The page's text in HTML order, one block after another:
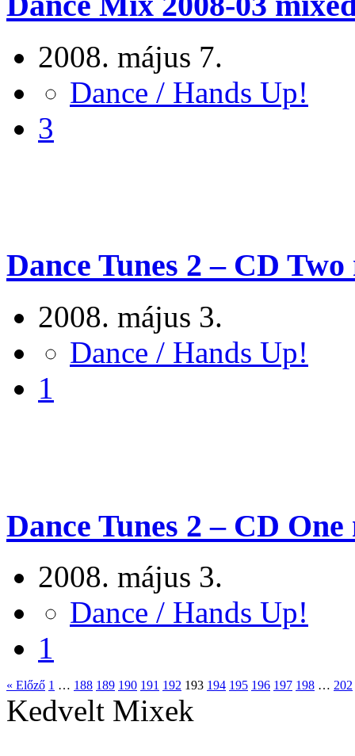
2008. május 7.
Dance / Hands Up!
3
Dance Tunes 2 – CD Two
2008. május 3.
Dance / Hands Up!
1
Dance Tunes 2 – CD One
2008. május 3.
Dance / Hands Up!
1
« Előző 1 … 188 189 190 191 192 193 194 195 196 197 198 … 202
Kedvelt Mixek